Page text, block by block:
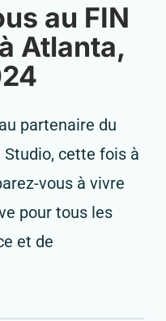
au FIN
Atlanta,
partenaire du
cette fois à
vous à vivre
pour tous les
et de